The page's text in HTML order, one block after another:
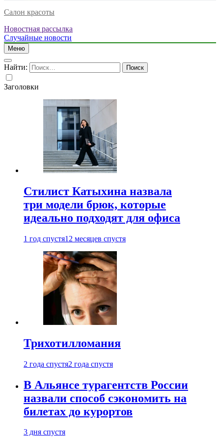
Салон красоты
Новостная рассылка
Случайные новости
Меню
Найти:
Заголовки
Стилист Катыхина назвала
три модели брюк, которые
идеально подходят для офиса
1 год спустя12 месяцев спустя
Трихотилломания
2 года спустя2 года спустя
В Альянсе турагентств России
назвали способ сэкономить на
билетах до курортов
3 дня спустя